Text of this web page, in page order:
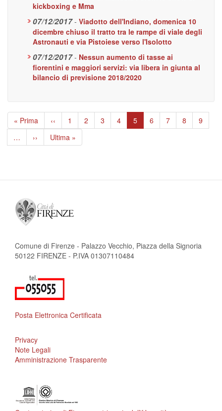
kickboxing e Mma
07/12/2017 - Viadotto dell'Indiano, domenica 10
dicembre chiuso il tratto tra le rampe di viale degli
Astronauti e via Pistoiese verso l'Isolotto
07/12/2017 - Nessun aumento di tasse ai
fiorentini e maggiori servizi: via libera in giunta al
bilancio di previsione 2018/2020
Paginazione
Prima
pagina
« Prima
Pagina
precedente
‹‹ Page
1 Page
2 Page
3 Page
4
Pagina
attuale
5 Page
6 Page
7 Page
8 Page
9
…
Pagina
successiva
››
Ultima
pagina
Ultima »
Comune di Firenze - Palazzo Vecchio, Piazza della Signoria
50122 FIRENZE - P.IVA 01307110484
Posta Elettronica Certificata
Privacy
Note Legali
Amministrazione Trasparente